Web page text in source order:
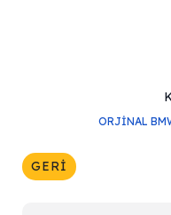
ORJINAL
GERI